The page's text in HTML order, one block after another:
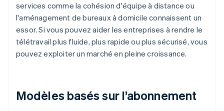
services comme la cohésion d'équipe à distance ou
l'aménagement de bureaux à domicile connaissent un
essor. Si vous pouvez aider les entreprises à rendre le
télétravail plus fluide, plus rapide ou plus sécurisé, vous
pouvez exploiter un marché en pleine croissance.
Modèles basés sur l’abonnement